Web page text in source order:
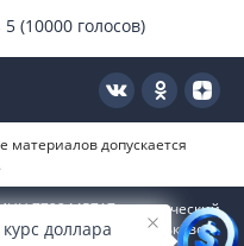
5 (10000 голосов)
материалов допускается
7722445717, юридический
округ Коньково,
доллара